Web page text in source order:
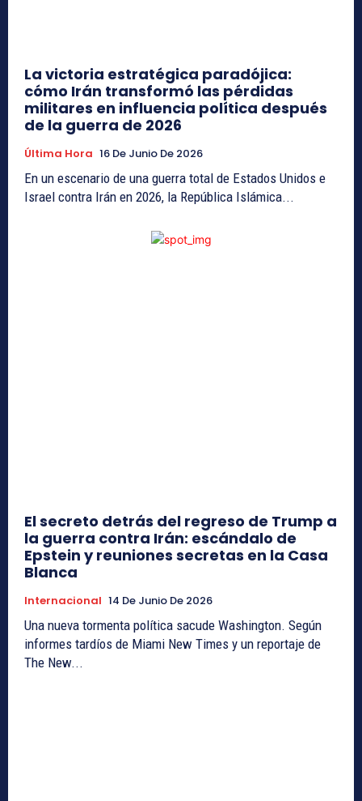
La victoria estratégica paradójica:
cómo Irán transformó las pérdidas
militares en influencia política después
de la guerra de 2026
Última Hora 16 De Junio De 2026
En un escenario de una guerra total de Estados Unidos e
Israel contra Irán en 2026, la República Islámica...
El secreto detrás del regreso de Trump a
la guerra contra Irán: escándalo de
Epstein y reuniones secretas en la Casa
Blanca
Internacional 14 De Junio De 2026
Una nueva tormenta política sacude Washington. Según
informes tardíos de Miami New Times y un reportaje de
The New...